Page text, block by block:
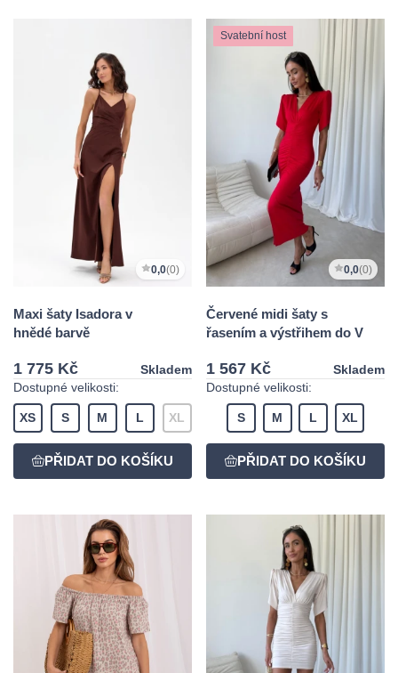
0,0(0)
Maxi šaty Isadora v
hnědé barvě
1 775 Kč
Skladem
Dostupné velikosti:
XS S M L XL
Svatební host
0,0(0)
Červené midi šaty s
řasením a výstřihem do V
1 567 Kč
Skladem
Dostupné velikosti:
S M L XL